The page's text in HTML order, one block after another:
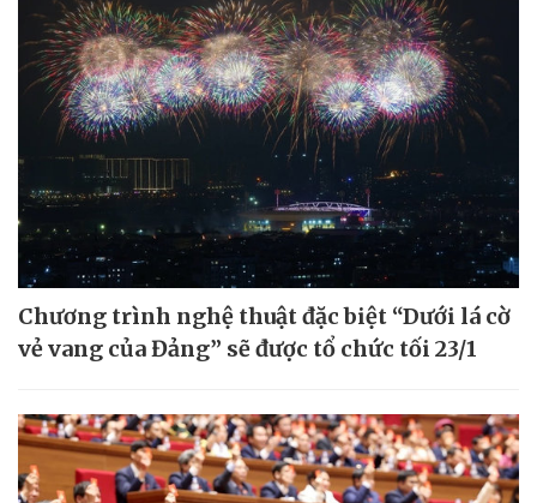
Chương trình nghệ thuật đặc biệt “Dưới lá cờ
vẻ vang của Đảng” sẽ được tổ chức tối 23/1